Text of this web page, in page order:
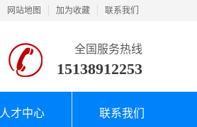
网站地图 加为收藏 联系我们
全国服务热线
15138912253
人才中心 联系我们